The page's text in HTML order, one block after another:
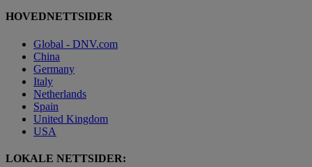
HOVEDNETTSIDER
Global - DNV.com
China
Germany
Italy
Netherlands
Spain
United Kingdom
USA
LOKALE NETTSIDER: